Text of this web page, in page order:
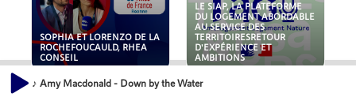
SOPHIA ET LORENZO DE LA
ROCHEFOUCAULD, RHEA
CONSEIL
LE SIAP, LA PLATEFORME
DU LOGEMENT ABORDABLE
AU SERVICE DES
TERRITOIRESRETOUR
D'EXPÉRIENCE ET
AMBITIONS
♪ Amy Macdonald - Down by the Water